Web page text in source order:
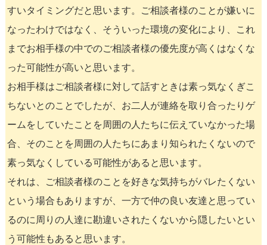
すいタイミングだと思います。ご相談者様のことが嫌いに
なったわけではなく、そういった環境の変化により、これ
までお相手様の中でのご相談者様の優先度が高くはなくな
った可能性が高いと思います。
お相手様はご相談者様に対して話すときは素っ気なくぎこ
ちないとのことでしたが、お二人が連絡を取り合ったりゲ
ームをしていたことを周囲の人たちに伝えていなかった場
合、そのことを周囲の人たちにあまり知られたくないので
素っ気なくしている可能性があると思います。
それは、ご相談者様のことを好きな気持ちがバレたくない
という場合もありますが、一方で仲の良い友達と思ってい
るのに周りの人達に勘違いされたくないから隠したいとい
う可能性もあると思います。